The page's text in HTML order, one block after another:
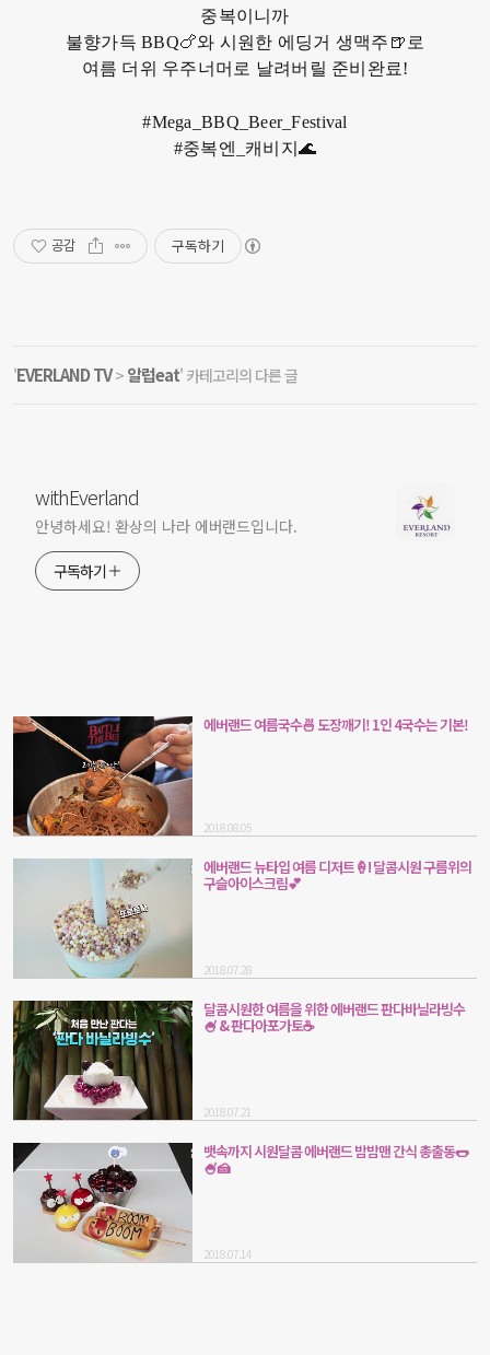
중복이니까
불향가득 BBQ🍗와 시원한 에딩거 생맥주🍺로
여름 더위 우주너머로 날려버릴 준비완료!
#Mega_BBQ_Beer_Festival
#중복엔_캐비지🌊
공감 구독하기
'EVERLAND TV> 알럽eat' 카테고리의 다른 글
withEverland
안녕하세요! 환상의 나라 에버랜드입니다.
구독하기
에버랜드 여름국수🍜 도장깨기! 1인 4국수는 기본!
2018.08.05
에버랜드 뉴타입 여름 디저트🍦! 달콤시원 구름위의
구슬아이스크림💕
2018.07.28
달콤시원한 여름을 위한 에버랜드 판다바닐라빙수
🍧 & 판다아포가토☕
2018.07.21
뱃속까지 시원달콤 에버랜드 밤밤맨 간식 총출동🌭
🍧🍰
2018.07.14